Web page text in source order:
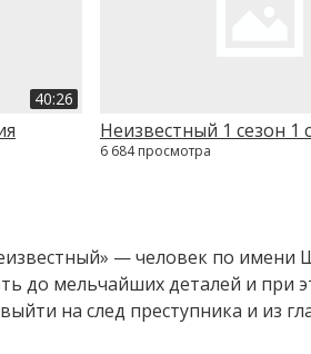
40:26
Неизвестный 1 сезон 1
6 684 просмотра
— человек по имени
до мельчайших деталей и
на след преступника и из